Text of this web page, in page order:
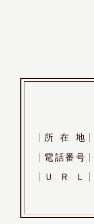
所 在 地
電 話番 号
Ｕ Ｒ Ｌ